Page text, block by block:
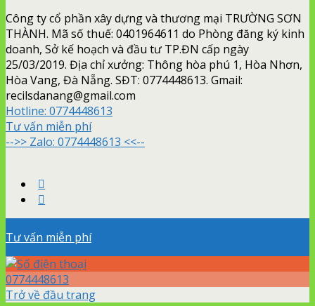
Công ty cổ phần xây dựng và thương mại TRƯỜNG SƠN
THÀNH. Mã số thuế: 0401964611 do Phòng đăng ký kinh
doanh, Sở kế hoạch và đầu tư TP.ĐN cấp ngày
25/03/2019. Địa chỉ xưởng: Thông hòa phú 1, Hòa Nhơn,
Hòa Vang, Đà Nẵng. SĐT: 0774448613. Gmail:
recilsdanang@gmail.com
Hotline: 0774448613
Tư vấn miễn phí
-->> Zalo: 0774448613 <<--
Tư vấn miễn phí
0774448613
Trở về đầu trang